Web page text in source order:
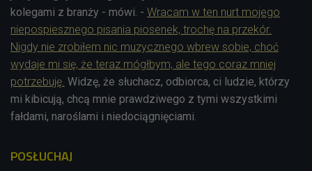
kolegami z branży - mówi. - Wracam w ten nurt mojego
niepospiesznego pisania piosenek, trochę na przekór.
Nigdy nie zrobiłem nic muzycznego wbrew sobie, choć
wydaje mi się, że teraz mógłbym, ale tego coraz mniej
potrzebuję. Widzę, że słuchacz, odbiorca, ci ludzie, którzy
mi kibicują, chcą mnie prawdziwego z tymi wszystkimi
fałdami, naroślami i niedociągnięciami.
POSŁUCHAJ